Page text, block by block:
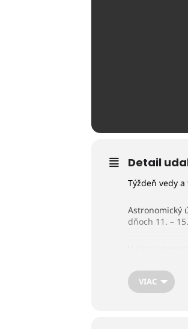
Detail
Týždeň vedy a
Astronomický
dňoch 11. –
Spolu so
VIAC